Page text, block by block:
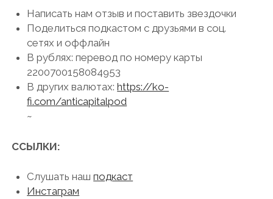
Написать нам отзыв и поставить звездочки
Поделиться подкастом с друзьями в соц.
сетях и оффлайн
В рублях: перевод по номеру карты
2200700158084953
В других валютах:https://ko-
fi.com/anticapitalpod
~
ССЫЛКИ:
Слушать нашподкаст
Инстаграм